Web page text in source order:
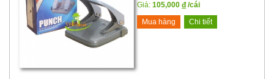
Giá: 105,000 đ /cái
Mua hàng
Chi tiết